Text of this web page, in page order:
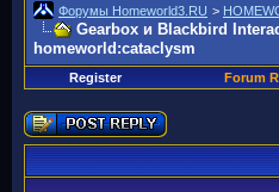
Форумы Homeworld3.RU >
Gearbox и Blackbird
homeworld:cataclysm
Register Forum